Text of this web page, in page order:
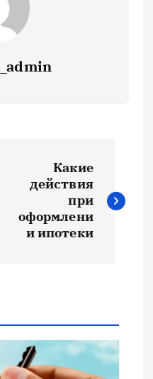
Какие
действия
при
оформлени
и ипотеки